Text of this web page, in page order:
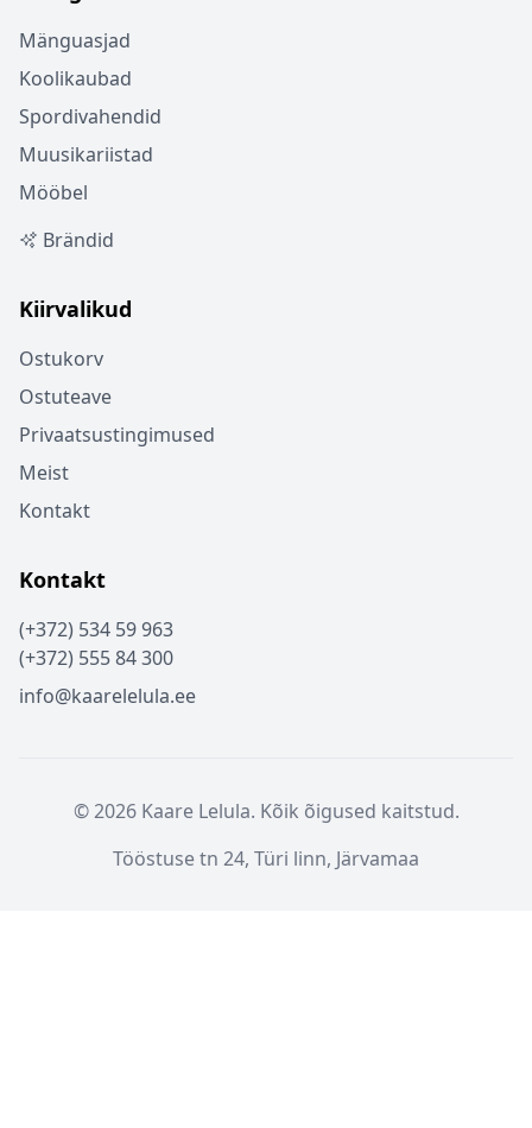
Mänguasjad
Koolikaubad
Spordivahendid
Muusikariistad
Mööbel
Brändid
Kiirvalikud
Ostukorv
Ostuteave
Privaatsustingimused
Meist
Kontakt
Kontakt
(+372) 534 59 963
(+372) 555 84 300
info@kaarelelula.ee
© 2026 Kaare Lelula. Kõik õigused kaitstud.
Tööstuse tn 24, Türi linn, Järvamaa